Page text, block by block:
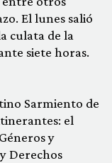
El lunes salió
culata de la
siete horas.
Sarmiento de
el
y
Derechos